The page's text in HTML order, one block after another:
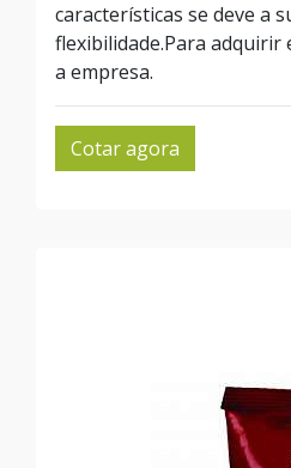
características se deve a
flexibilidade.Para
a empresa.
Cotar agora